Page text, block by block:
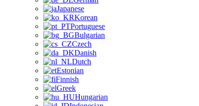
Japanese
Korean
Portuguese
Bulgarian
Czech
Danish
Dutch
Estonian
Finnish
Greek
Hungarian